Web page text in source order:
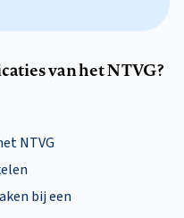
van het NTVG?
NTVG
bij een